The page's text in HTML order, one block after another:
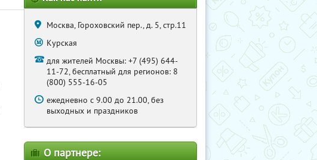
Москва, Гороховский пер., д. 5, стр.11
Курская
для жителей Москвы: +7 (495) 644-
11-72, бесплатный для регионов: 8
(800) 555-16-05
ежедневно c 9.00 до 21.00, без
выходных и праздников
О партнере: